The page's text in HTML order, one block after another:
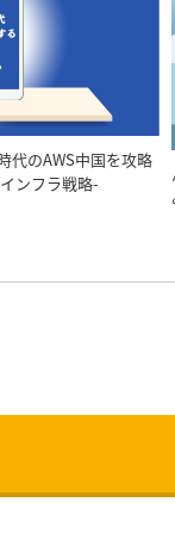
代のAWS中国を攻略
ンフラ戦略-